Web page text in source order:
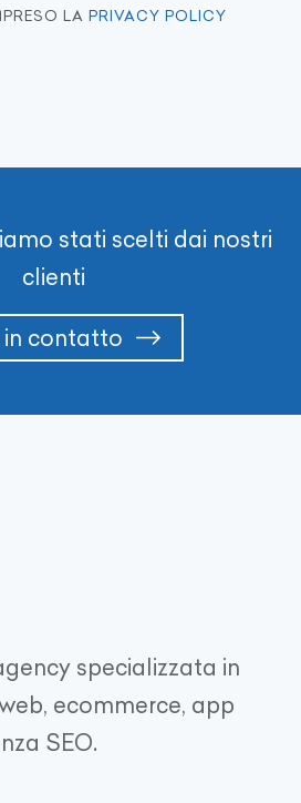
LA PRIVACY POLICY
stati scelti dai nostri
clienti
in contatto
specializzata in
ecommerce, app
SEO.